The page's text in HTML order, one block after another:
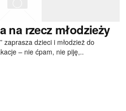
na rzecz młodzieży
zaprasza dzieci i młodzież do
– nie ćpam, nie piję,..